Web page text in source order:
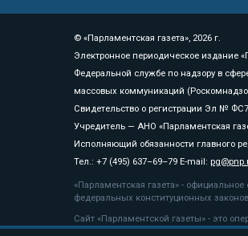
© «Парламентская газета», 2026 г.
Электронное периодическое издание
Федеральной службе по надзору в
массовых коммуникаций
Свидетельство о регистрации Эл №
Учредитель — АНО «Парламентская
Исполняющий обязанности главного
Тел.: +7 (495) 637–69–79 E-mail:
«Парламентская газета» -
федеральных конституционных
Сайт «Парламентской газеты» - это
«Парламентской газеты» активная